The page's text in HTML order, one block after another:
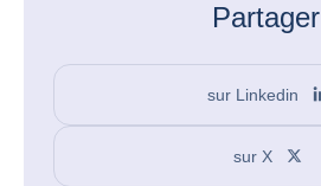
Partager
sur Linkedin
sur X